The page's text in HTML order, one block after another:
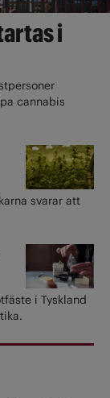
i
cannabis
svarar att
i Tyskland